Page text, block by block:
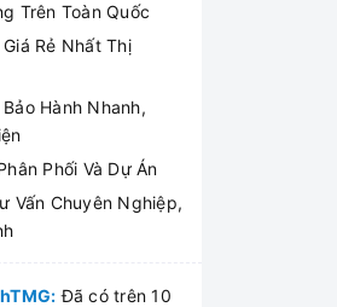
Trên Toàn Quốc
Rẻ Nhất Thị
Hành Nhanh,
Phối Và Dự Án
Vấn Chuyên Nghiệp,
Đã có trên 10